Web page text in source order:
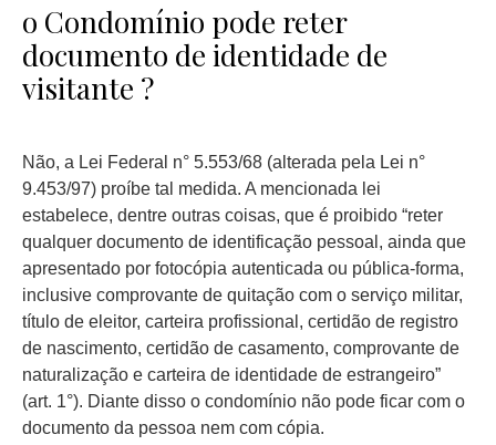
o Condomínio pode reter
documento de identidade de
visitante ?
Não, a Lei Federal n° 5.553/68 (alterada pela Lei n°
9.453/97) proíbe tal medida. A mencionada lei
estabelece, dentre outras coisas, que é proibido “reter
qualquer documento de identificação pessoal, ainda que
apresentado por fotocópia autenticada ou pública-forma,
inclusive comprovante de quitação com o serviço militar,
título de eleitor, carteira profissional, certidão de registro
de nascimento, certidão de casamento, comprovante de
naturalização e carteira de identidade de estrangeiro”
(art. 1°). Diante disso o condomínio não pode ficar com o
documento da pessoa nem com cópia.